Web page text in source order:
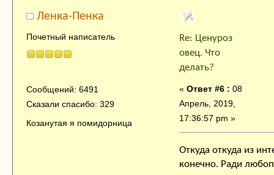
Ленка-Пенка
Почетный написатель
Сообщений: 6491
Сказали спасибо: 329
Козанутая я помидорница
Re: Ценуроз
овец. Что
делать?
« Ответ #6 : 08
Апрель, 2019,
17:36:57 pm »
Откуда откуда из
конечно. Ради